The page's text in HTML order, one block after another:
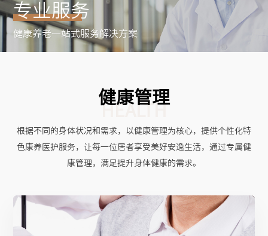
专业服务
健康养老一站式服务解决方案
健康管理
HEALTH
根据不同的身体状况和需求，以健康管理为核心，提供个性化特
色康养医护服务，让每一位居者享受美好安逸生活，通过专属健
康管理，满足提升身体健康的需求。